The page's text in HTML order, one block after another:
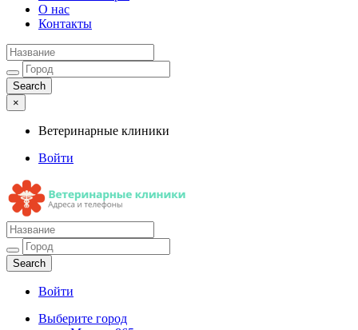
О нас
Контакты
×
Ветеринарные клиники
Войти
Ветеринарные клиники
Адреса и телефоны
Войти
Выберите город